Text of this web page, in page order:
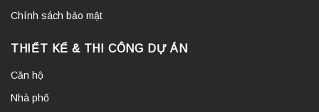
Chính sách bảo mật
THIẾT KẾ & THI CÔNG DỰ ÁN
Căn hộ
Nhà phố